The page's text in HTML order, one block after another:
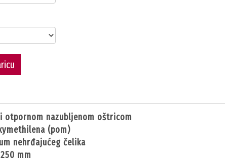
i otpornom nazubljenom oštricom
(pom)
nehrđajućeg čelika
mm